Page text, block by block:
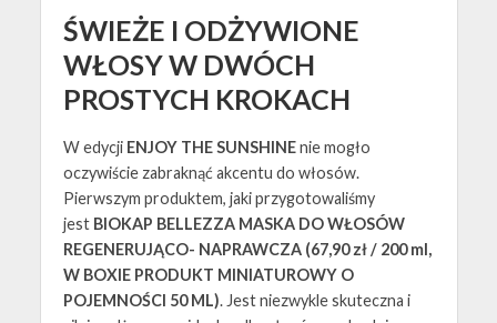
ŚWIEŻE I ODŻYWIONE
WŁOSY W DWÓCH
PROSTYCH KROKACH
W edycji ENJOY THE SUNSHINEnie mogło
oczywiście zabraknąć akcentu do włosów.
Pierwszym produktem, jaki przygotowaliśmy
jest BIOKAP BELLEZZA MASKA DO WŁOSÓW
REGENERUJĄCO- NAPRAWCZA (67,90 zł / 200 ml,
W BOXIE PRODUKT MINIATUROWY O
POJEMNOŚCI 50 ML). Jest niezwykle skuteczna i